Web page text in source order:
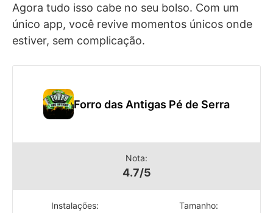
Agora tudo isso cabe no seu bolso. Com um
único app, você revive momentos únicos onde
estiver, sem complicação.
Forro das Antigas Pé de Serra
Nota:
4.7/5
Instalações: Tamanho: